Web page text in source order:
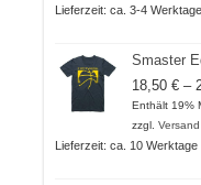
Lieferzeit: ca. 3-4 Werktage
Smaster
18,50 € –
Enthält 19%
zzgl. Versand
Lieferzeit: ca. 10 Werktage